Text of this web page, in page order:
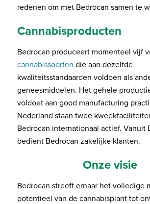
redenen om met Bedrocan samen te
Cannabisproducten
Bedrocan produceert momenteel vijf
cannabissoorten die aan dezelfde
kwaliteitsstandaarden voldoen als
geneesmiddelen. Het gehele
voldoet aan good manufacturing
Nederland staan twee
Bedrocan internationaal actief. Vanuit
bedient Bedrocan zakelijke klanten.
Onze visie
Bedrocan streeft ernaar het volledige
potentieel van de cannabisplant tot